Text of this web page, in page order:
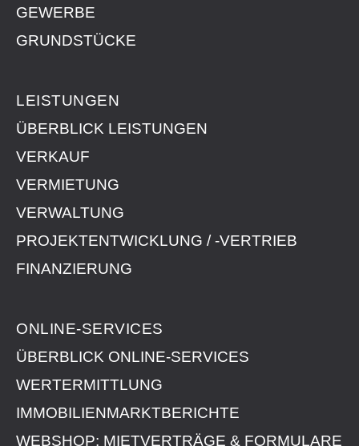
GEWERBE
GRUNDSTÜCKE
LEISTUNGEN
ÜBERBLICK LEISTUNGEN
VERKAUF
VERMIETUNG
VERWALTUNG
PROJEKTENTWICKLUNG / -VERTRIEB
FINANZIERUNG
ONLINE-SERVICES
ÜBERBLICK ONLINE-SERVICES
WERTERMITTLUNG
IMMOBILIEN­MARKT­BERICHTE
WEBSHOP: MIETVERTRÄGE & FORMULARE